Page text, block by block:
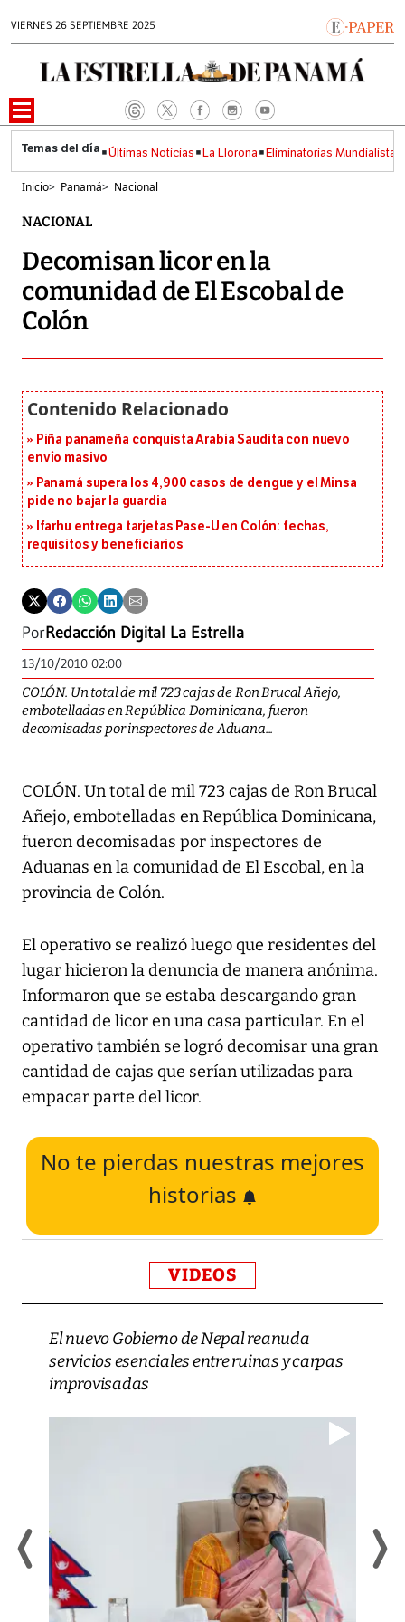
VIERNES 26 SEPTIEMBRE 2025
Últimas Noticias La Llorona Eliminatorias Mundialistas
Inicio> Panamá> Nacional
NACIONAL
Decomisan licor en la
comunidad de El Escobal de
Colón
Piña panameña conquista Arabia Saudita con nuevo
envío masivo
Panamá supera los 4,900 casos de dengue y el Minsa
pide no bajar la guardia
Ifarhu entrega tarjetas Pase-U en Colón: fechas,
requisitos y beneficiarios
PorRedacción Digital La Estrella
13/10/2010 02:00
COLÓN. Un total de mil 723 cajas de Ron Brucal Añejo,
embotelladas en República Dominicana, fueron
decomisadas por inspectores de Aduana...
COLÓN. Un total de mil 723 cajas de Ron Brucal
Añejo, embotelladas en República Dominicana,
fueron decomisadas por inspectores de
Aduanas en la comunidad de El Escobal, en la
provincia de Colón.
El operativo se realizó luego que residentes del
lugar hicieron la denuncia de manera anónima.
Informaron que se estaba descargando gran
cantidad de licor en una casa particular. En el
operativo también se logró decomisar una gran
cantidad de cajas que serían utilizadas para
empacar parte del licor.
No te pierdas nuestras mejores
historias
VIDEOS
El nuevo Gobierno de Nepal reanuda
servicios esenciales entre ruinas y carpas
improvisadas